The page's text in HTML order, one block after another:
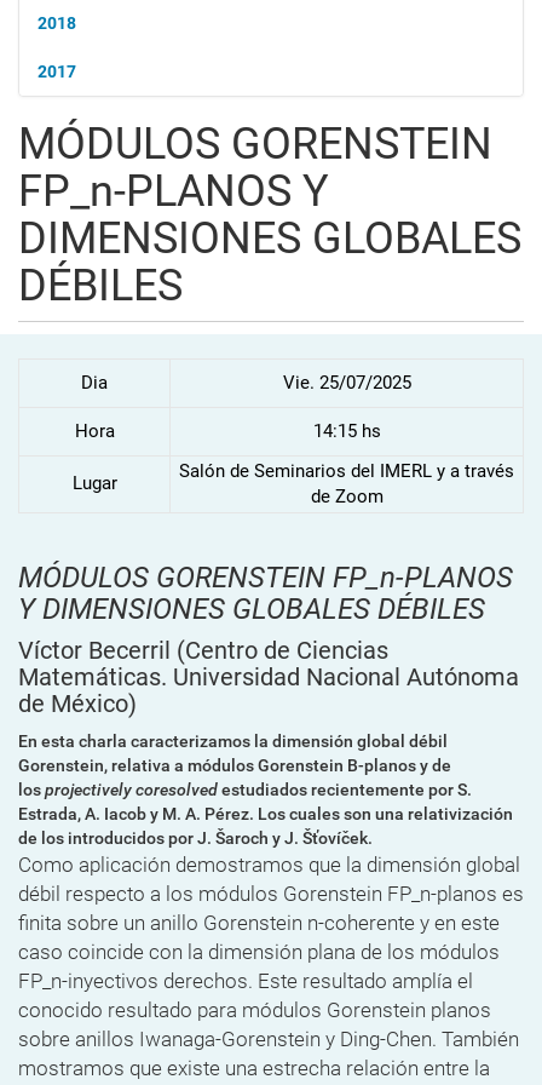
2018
2017
MÓDULOS GORENSTEIN
FP_n-PLANOS Y
DIMENSIONES GLOBALES
DÉBILES
Dia Vie. 25/07/2025
Hora 14:15 hs
Lugar
Salón de Seminarios del IMERL y a través
de Zoom
MÓDULOS GORENSTEIN FP_n-PLANOS
Y DIMENSIONES GLOBALES DÉBILES
Víctor Becerril (Centro de Ciencias
Matemáticas. Universidad Nacional Autónoma
de México)
En esta charla caracterizamos la dimensión global débil
Gorenstein, relativa a módulos Gorenstein B-planos y de
losprojectively coresolvedestudiados recientemente por S.
Estrada, A. Iacob y M. A. Pérez. Los cuales son una relativización
de los introducidos por J. Šaroch y J. Šťovíček.
Como aplicación demostramos que la dimensión global
débil respecto a los módulos Gorenstein FP_n-planos es
finita sobre un anillo Gorenstein n-coherente y en este
caso coincide con la dimensión plana de los módulos
FP_n-inyectivos derechos. Este resultado amplía el
conocido resultado para módulos Gorenstein planos
sobre anillos Iwanaga-Gorenstein y Ding-Chen. También
mostramos que existe una estrecha relación entre la